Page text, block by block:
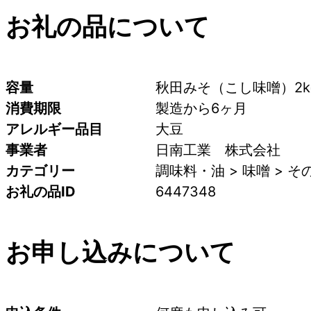
お礼の品について
容量
秋田みそ（こし味噌）
消費期限
製造から6ヶ月
アレルギー品目
大豆
事業者
日南工業　株式会社
カテゴリー
調味料・油 > 味噌 > そ
お礼の品ID
6447348
お申し込みについて